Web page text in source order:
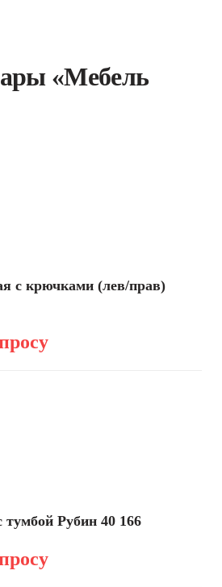
«Мебель
с крючками (лев/прав)
тумбой Рубин 40 166